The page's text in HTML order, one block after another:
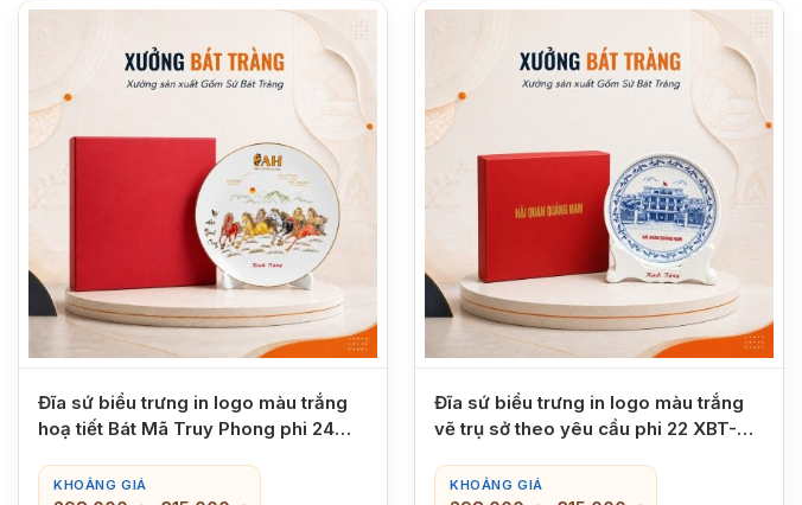
Đĩa sứ biểu trưng in logo màu trắng
hoạ tiết Bát Mã Truy Phong phi 24
KHOẢNG GIÁ
Đĩa sứ biểu trưng in logo màu trắng
vẽ trụ sở theo yêu cầu phi 22 XBT-
KHOẢNG GIÁ